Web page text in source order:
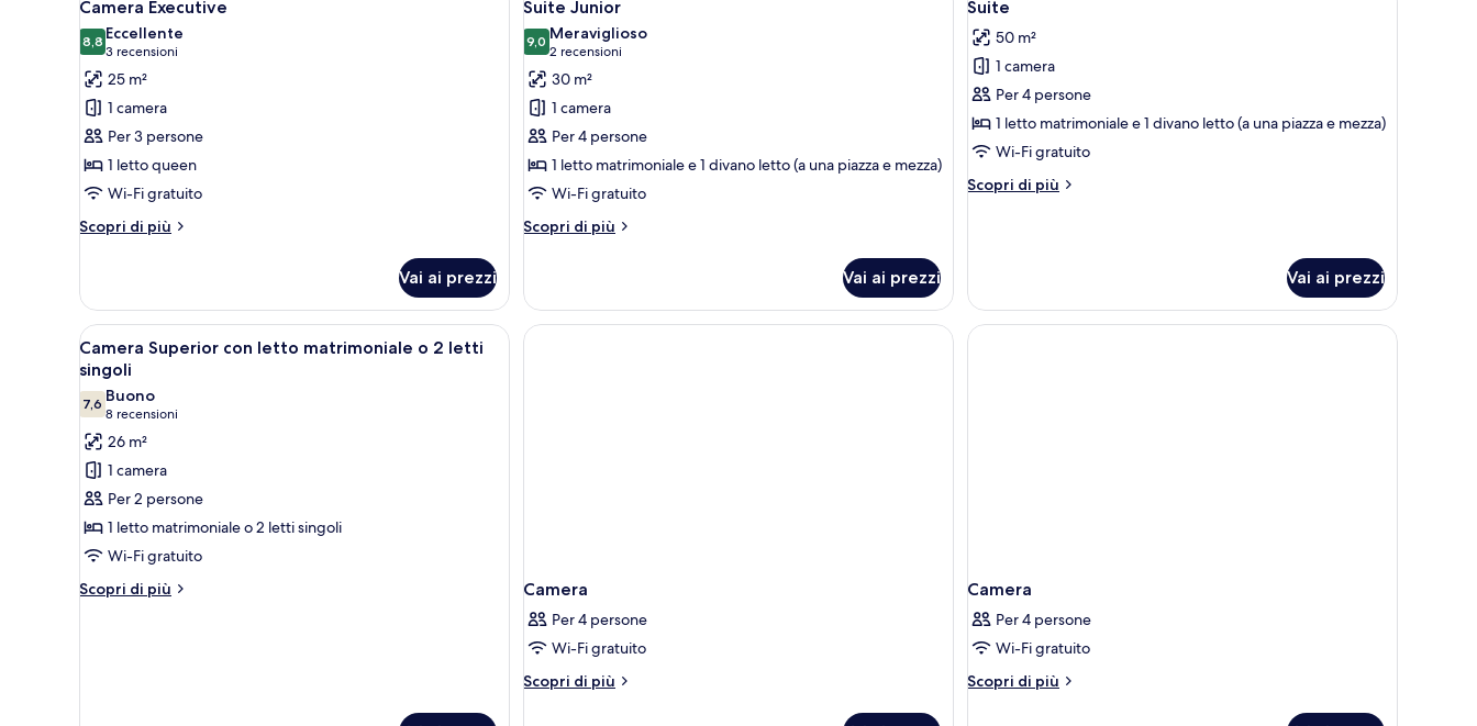
2
letti
singoli
tutte
le
foto
per
Camera
Executive
Camera Executive
8,88,8 su 10
Eccellente
3 recensioni
(3
recensioni)
25 m²
1 camera
Per 3 persone
1 letto queen
Wi-Fi gratuito
Scopri di più
Altri
Executive
Vai ai prezzi
tutte
le
foto
per
Suite
Junior
Suite Junior
9,09,0 su 10
Meraviglioso
2 recensioni
(2
recensioni)
30 m²
1 camera
Per 4 persone
1 letto matrimoniale e 1 divano letto (a una piazza e mezza)
Wi-Fi gratuito
Scopri di più
Altri
Junior
Vai ai prezzi
tutte
le
foto
per
Suite
Suite
50 m²
1 camera
Per 4 persone
1 letto matrimoniale e 1 divano letto (a una piazza e mezza)
Wi-Fi gratuito
Scopri di più
Altri
Vai ai prezzi
Apri
tutte
le
foto
per
Camera
Superior
con
letto
matrimoniale
o
Una camera d'albergo con un letto, una scrivania, una sedia e due lampade ai comodini.
4
Camera Superior con letto matrimoniale o 2 letti
singoli
7,67,6 su 10
Buono
8 recensioni
(8
recensioni)
26 m²
1 camera
Per 2 persone
1 letto matrimoniale o 2 letti singoli
Wi-Fi gratuito
Scopri di più
Altri
Camera
Per 4 persone
Wi-Fi gratuito
Scopri di più
Altri
Camera
Per 4 persone
Wi-Fi gratuito
Scopri di più
Altri